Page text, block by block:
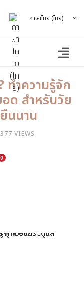
ภาษาไทย (ไทย)
ทำความรู้จัก
ด สำหรับวัย
นนาน
377 VIEWS
0